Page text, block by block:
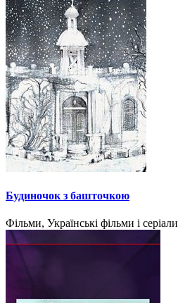
Будиночок з башточкою
Фільми, Українські фільми і серіали